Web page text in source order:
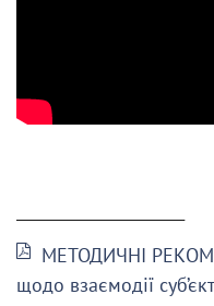
МЕТОДИЧНІ
щодо взаємодії